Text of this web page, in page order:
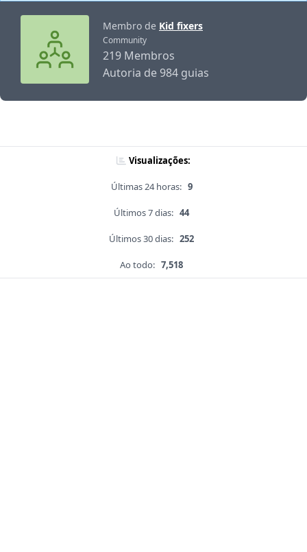
Membro de Kid fixers
Community
219 Membros
Autoria de 984 guias
Visualizações:
Últimas 24 horas: 9
Últimos 7 dias: 44
Últimos 30 dias: 252
Ao todo: 7,518